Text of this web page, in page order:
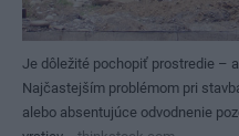
Je dôležité pochopiť prostredie –
Najčastejším problémom pri
alebo absentujúce odvodnenie